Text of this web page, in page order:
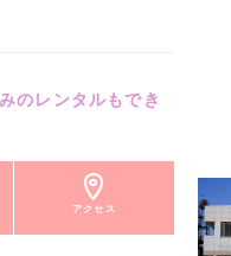
のレンタルもでき
アクセス